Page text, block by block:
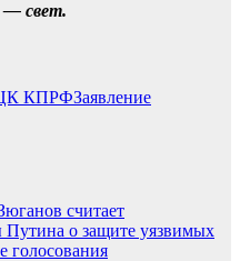
свет.
Заявление
считает
о защите уязвимых
голосования